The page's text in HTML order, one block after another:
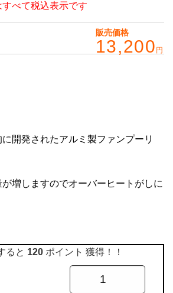
べて税込表示です
販売価格
13,200 円
開発されたアルミ製ファンプーリ
増しますのでオーバーヒートがしに
ると 120 ポイント 獲得！！